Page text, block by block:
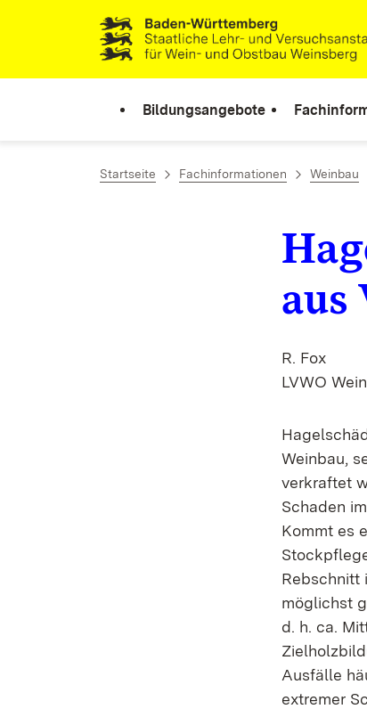
Zum Inhalt springen
Link zur Startseite
Bildungsangebote
Startseite Fachinformationen Weinbau
aus
R. Fox
LVWO
Weinbau,
verkraftet
Schaden
Kommt es
Rebschnitt
möglichst
d. h. ca.
Ausfälle
extremer